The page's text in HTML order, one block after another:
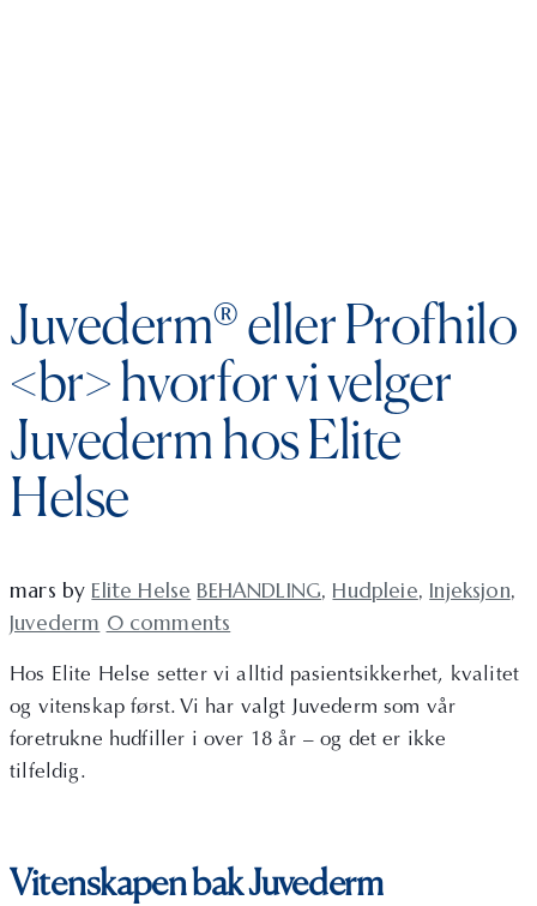
Juvederm® eller Profhilo
<br> hvorfor vi velger
Juvederm hos Elite
Helse
mars by Elite Helse BEHANDLING, Hudpleie, Injeksjon,
Juvederm 0 comments
Hos Elite Helse setter vi alltid pasientsikkerhet, kvalitet
og vitenskap først. Vi har valgt Juvederm som vår
foretrukne hudfiller i over 18 år – og det er ikke
tilfeldig.
Vitenskapen bak Juvederm